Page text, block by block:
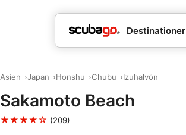
Destinationer
Asien Japan Honshu Chubu Izuhalvön
Sakamoto Beach
★★★★☆ (209)